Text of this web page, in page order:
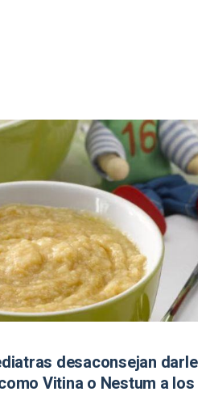
desaconsejan darle
Vitina o Nestum a los